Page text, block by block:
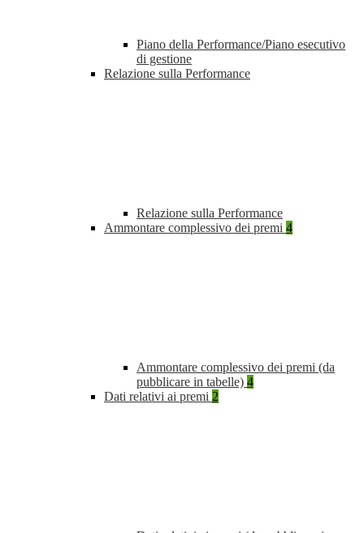
Piano della Performance/Piano esecutivo
di gestione
Relazione sulla Performance
Relazione sulla Performance
Ammontare complessivo dei premi 4
Ammontare complessivo dei premi (da
pubblicare in tabelle) 4
Dati relativi ai premi 2